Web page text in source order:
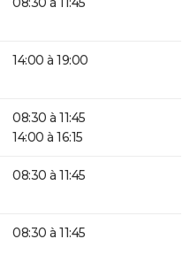
14:00 à 19:00
08:30 à 11:45
14:00 à 16:15
08:30 à 11:45
08:30 à 11:45